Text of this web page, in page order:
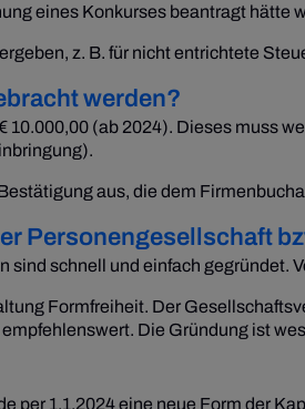
eines Konkurses beantragt hätte
z. B. für nicht entrichtete
werden?
(ab 2024). Dieses muss
aus, die dem
Personengesellschaft
schnell und einfach gegründet.
Formfreiheit. Der
Die Gründung ist
per 1.1.2024 eine neue Form der